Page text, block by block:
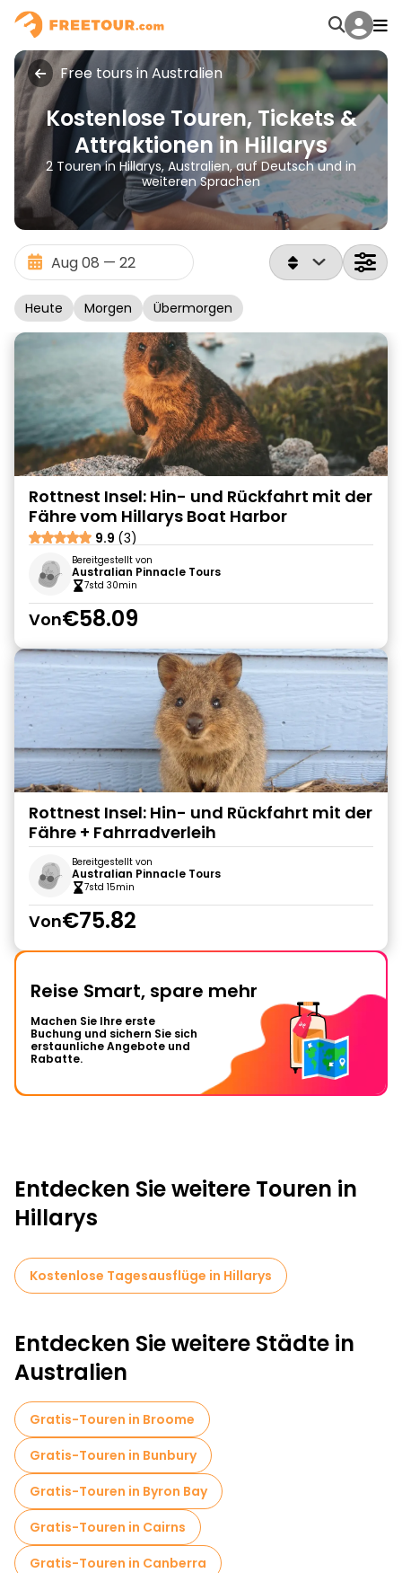
Free tours in Australien
Kostenlose Touren, Tickets &
Attraktionen in Hillarys
2 Touren in Hillarys, Australien, auf Deutsch und in
weiteren Sprachen
Heute Morgen Übermorgen
Rottnest Insel: Hin- und Rückfahrt mit der
Fähre vom Hillarys Boat Harbor
9.9 (3)
Bereitgestellt von
Australian Pinnacle Tours
7std 30min
Von€58.09
Rottnest Insel: Hin- und Rückfahrt mit der
Fähre + Fahrradverleih
Bereitgestellt von
Australian Pinnacle Tours
7std 15min
Von€75.82
Reise Smart, spare mehr
Machen Sie Ihre erste
Buchung und sichern Sie sich
erstaunliche Angebote und
Rabatte.
Entdecken Sie weitere Touren in
Hillarys
Kostenlose Tagesausflüge in Hillarys
Entdecken Sie weitere Städte in
Australien
Gratis-Touren in Broome
Gratis-Touren in Bunbury
Gratis-Touren in Byron Bay
Gratis-Touren in Cairns
Gratis-Touren in Canberra